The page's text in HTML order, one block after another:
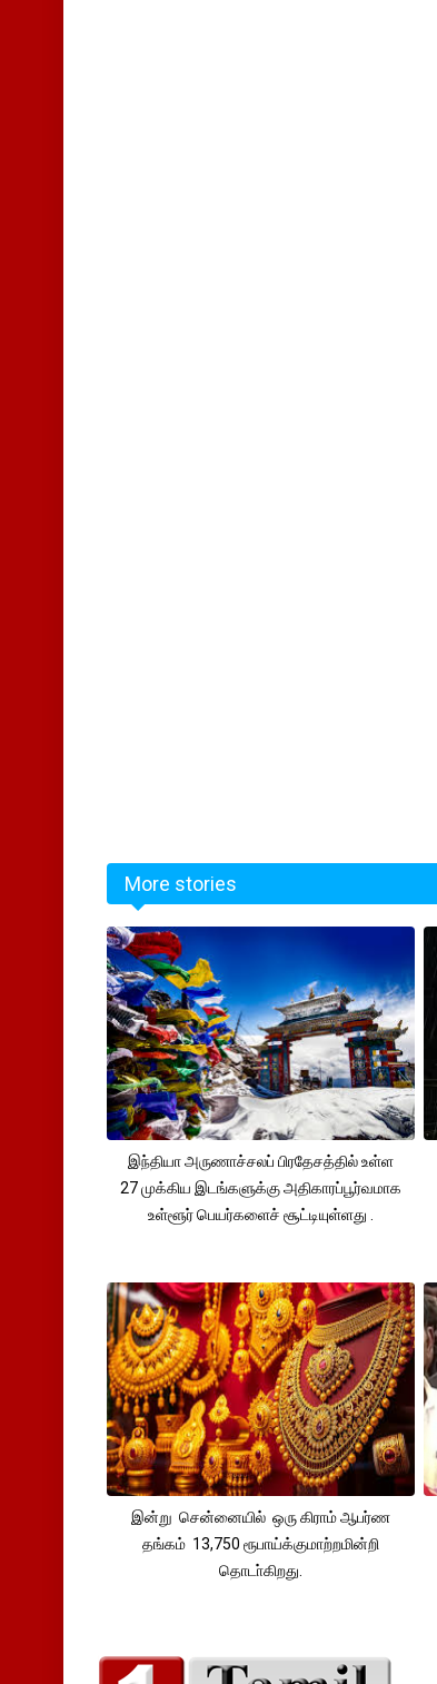
More stories
இந்தியா அருணாச்சலப் பிரதேசத்தில் உள்ள
27 முக்கிய இடங்களுக்கு அதிகாரப்பூர்வமாக
உள்ளூர் பெயர்களைச் சூட்டியுள்ளது .
இன்று சென்னையில் ஒரு கிராம் ஆபர்ண
தங்கம் 13,750 ரூபாய்க்குமாற்றமின்றி
தொடா்கிறது.